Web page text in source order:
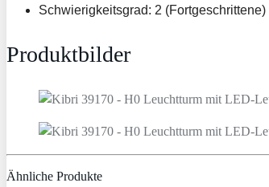
Schwierigkeitsgrad: 2 (Fortgeschrittene)
Produktbilder
Ähnliche Produkte